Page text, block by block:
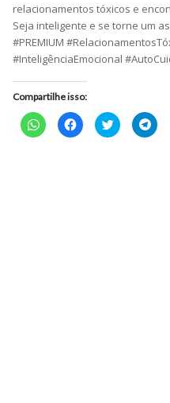
relacionamentos tóxicos e
Seja inteligente e se torne um
#PREMIUM
#InteligênciaEmocional
Compartilhe isso:
Clique
para
compartilhar
Clique
para
compartilhar
Clique
para
compartilhar
para